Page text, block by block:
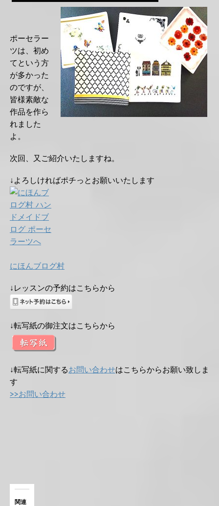
ポーセラー
ツは、初め
てという方
が多かった
のですが、
皆様素敵な
作品を作ら
れました
よ。
次回、又ご紹介いたしますね。
↓よろしければポチっとお願いいたします
にほんブログ村
↓レッスンの予約はこちらから
↓転写紙の御注文はこちらから
↓転写紙に関するお問い合わせはこちらからお願い致しま
す
>>お問い合わせ
関連